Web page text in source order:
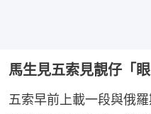
馬生見五索見靚仔「眼
五索早前上載一段與俄